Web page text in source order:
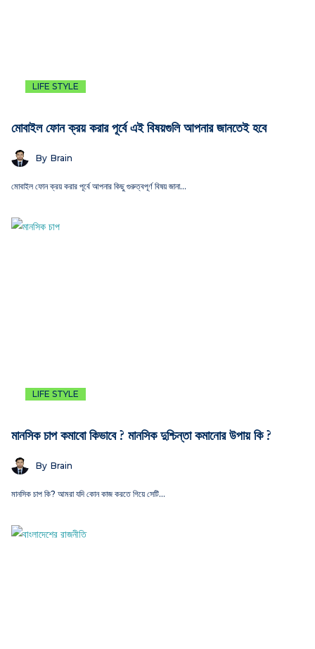
LIFE STYLE
মোবাইল ফোন ক্রয় করার পূর্বে এই বিষয়গুলি আপনার জানতেই হবে
By Brain
মোবাইল ফোন ক্রয় করার পূর্বে আপনার কিছু গুরুত্বপূর্ণ বিষয় জানা…
LIFE STYLE
মানসিক চাপ কমাবো কিভাবে ? মানসিক দুশ্চিন্তা কমানোর উপায় কি ?
By Brain
মানসিক চাপ কি? আমরা যদি কোন কাজ করতে গিয়ে সেটি…